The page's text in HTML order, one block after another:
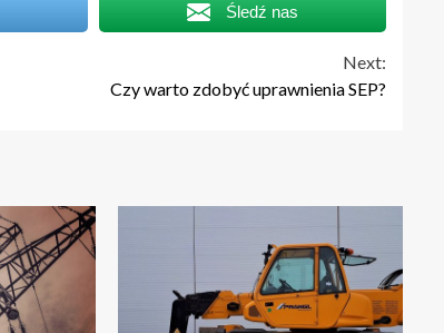
Śledź nas
Next:
Czy warto zdobyć uprawnienia SEP?